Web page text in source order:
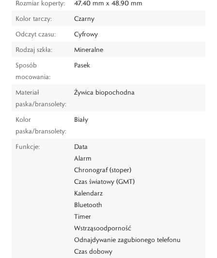
Rozmiar koperty:
47,40 mm x 48,90 mm
Kolor tarczy:
Czarny
Odczyt czasu:
Cyfrowy
Rodzaj szkła:
Mineralne
Sposób
mocowania:
Pasek
Materiał
paska/bransolety:
Żywica biopochodna
Kolor
paska/bransolety:
Biały
Funkcje:
Data
Alarm
Chronograf (stoper)
Czas światowy (GMT)
Kalendarz
Bluetooth
Timer
Wstrząsoodporność
Odnajdywanie zagubionego telefonu
Czas dobowy